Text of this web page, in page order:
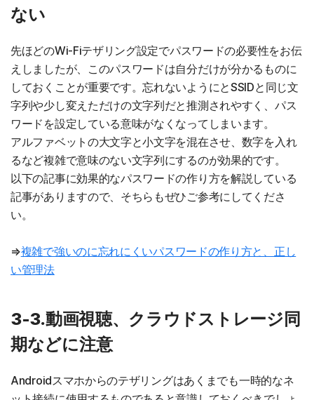
ない
先ほどのWi-Fiテザリング設定でパスワードの必要性をお伝
えしましたが、このパスワードは自分だけが分かるものに
しておくことが重要です。忘れないようにとSSIDと同じ文
字列や少し変えただけの文字列だと推測されやすく、パス
ワードを設定している意味がなくなってしまいます。
アルファベットの大文字と小文字を混在させ、数字を入れ
るなど複雑で意味のない文字列にするのが効果的です。
以下の記事に効果的なパスワードの作り方を解説している
記事がありますので、そちらもぜひご参考にしてくださ
い。
⇒複雑で強いのに忘れにくいパスワードの作り方と、正し
い管理法
3-3.動画視聴、クラウドストレージ同
期などに注意
Androidスマホからのテザリングはあくまでも一時的なネ